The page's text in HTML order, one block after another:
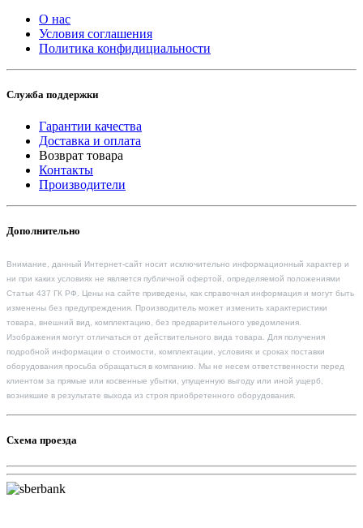
О нас
Условия соглашения
Политика конфидициальности
Служба поддержки
Гарантии качества
Доставка и оплата
Возврат товара
Контакты
Производители
Дополнительно
Внимание, данный Интернет-сайт носит исключительно информационный характер и
ни при каких условиях не является публичной офертой, определяемой положениями
Статьи 437 ГК РФ. Цены на сайте приведены, как справочная информация и могут быть
изменены без предупреждения. Производитель может изменить характеристики
товара, внешний вид, комплектацию, без предварительного уведомления.
Изображения могут отличаться от действительного вида товара. Для получения
подробной информации о стоимости, комплектации, условиях и сроках поставки
оборудования просьба обращаться в компанию. Мы не несем ответственности перед
клиентом за прямые или косвенные убытки, упущенную выгоду или иной ущерб,
возникшие в результате выхода из строя приобретенного оборудования.
Схема проезда